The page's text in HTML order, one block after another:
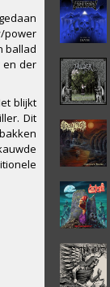
power
ballad
en der
blijkt
Dit